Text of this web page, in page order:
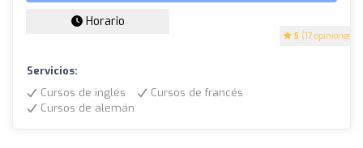
5 (17 opiniones)
Horario
Servicios:
Cursos de inglés
Cursos de francés
Cursos de alemán